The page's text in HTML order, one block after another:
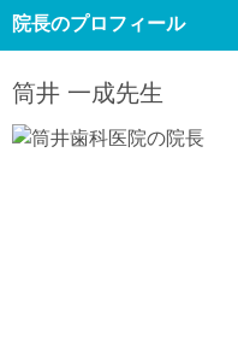
院長のプロフィール
筒井 一成先生